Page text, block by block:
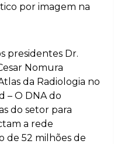
por imagem na
presidentes Dr.
Nomura
da Radiologia no
– O DNA do
do setor para
a rede
de 52 milhões de